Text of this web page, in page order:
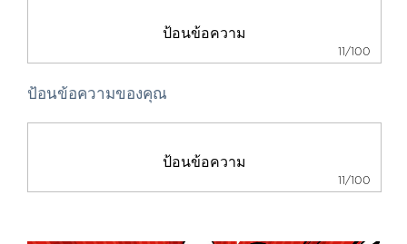
11/100
ป้อนข้อความของคุณ
11/100